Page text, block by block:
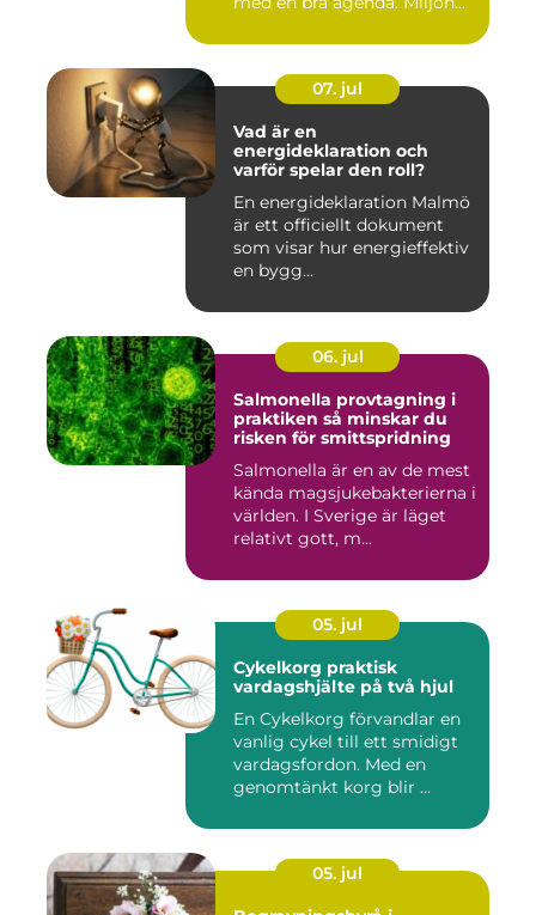
07. jul
Vad är en
energideklaration och
varför spelar den roll?
En energideklaration Malmö
är ett officiellt dokument
som visar hur energieffektiv
en bygg...
06. jul
Salmonella provtagning i
praktiken så minskar du
risken för smittspridning
Salmonella är en av de mest
kända magsjukebakterierna i
världen. I Sverige är läget
relativt gott, m...
05. jul
Cykelkorg praktisk
vardagshjälte på två hjul
En Cykelkorg förvandlar en
vanlig cykel till ett smidigt
vardagsfordon. Med en
genomtänkt korg blir ...
05. jul